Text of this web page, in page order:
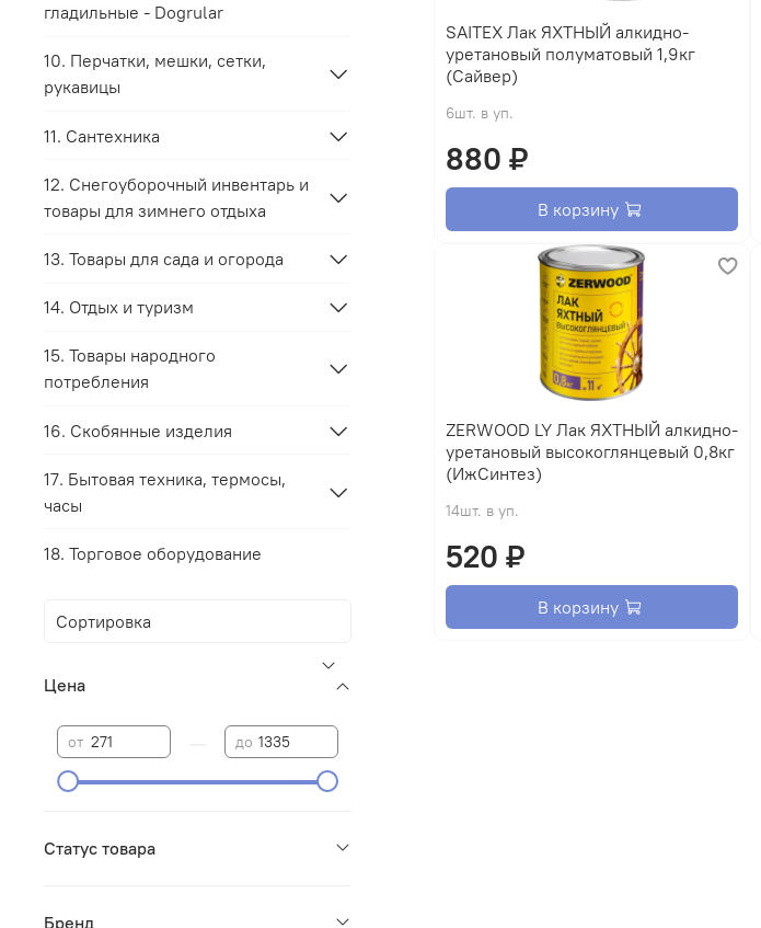
SAITEX Лак ЯХТНЫЙ алкидно-
уретановый полуматовый 1,9кг
(Сайвер)
6шт. в уп.
880 ₽
В корзину
ZERWOOD LY Лак ЯХТНЫЙ алкидно-
уретановый высокоглянцевый 0,8кг
(ИжСинтез)
14шт. в уп.
520 ₽
В корзину
гладильные - Dogrular
10. Перчатки, мешки, сетки,
рукавицы
11. Сантехника
12. Снегоуборочный инвентарь и
товары для зимнего отдыха
13. Товары для сада и огорода
14. Отдых и туризм
15. Товары народного
потребления
16. Скобянные изделия
17. Бытовая техника, термосы,
часы
18. Торговое оборудование
Цена
от до
Статус товара
Бренд